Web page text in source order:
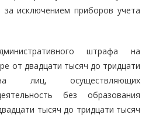
за исключением приборов учета
штрафа на
от двадцати тысяч до тридцати
лиц, осуществляющих
без образования
тысяч до тридцати тысяч